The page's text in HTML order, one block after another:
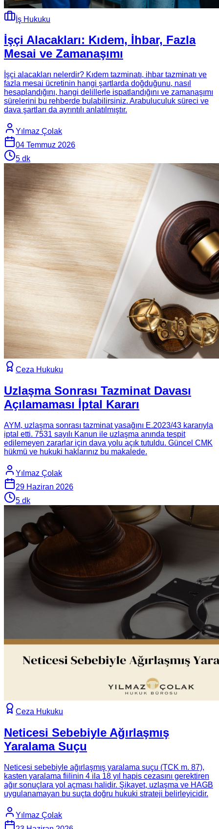
İş Hukuku
İşçi Alacakları: Kıdem, İhbar, Fazla
Mesai ve Zamanaşımı
İşçi alacakları nelerdir? Kıdem tazminatı, ihbar tazminatı ve
fazla mesai ücretinin hangi şartlarda doğduğunu, nasıl
hesaplandığını, hangi delillerle ispatlandığını ve zamanaşımı
sürelerini bu rehberde bulabilirsiniz. Arabuluculuk süreci ve
dava şartları da ayrıntılı anlatılmıştır.
Yılmaz Çolak
04 Temmuz 2026
5 dk
Ceza Hukuku
Uzlaşma Sonrası Tazminat Davası
Açılamaması İptal Kararı
AYM, uzlaşma sonrası tazminat yasağını E.2023/43 kararıyla
iptal etti. 7531 sayılı Kanun ile uzlaşma anında tespit
edilemeyen zararlar için dava yolu açık tutuldu. Güncel CMK
hükmü ve hukuki haklarınız bu makalede.
Yılmaz Çolak
29 Haziran 2026
5 dk
Ceza Hukuku
Neticesi Sebebiyle Ağırlaşmış
Yaralama Suçu
Neticesi sebebiyle ağırlaşmış yaralama suçu (TCK m. 87),
kasten yaralama fiilinin 4 ila 18 yıl hapis cezasını gerektiren
ağır sonuçlara yol açması halidir. Şikayet, uzlaşma ve HAGB
uygulanamayan bu suçta doğru hukuki strateji belirleyicidir.
Yılmaz Çolak